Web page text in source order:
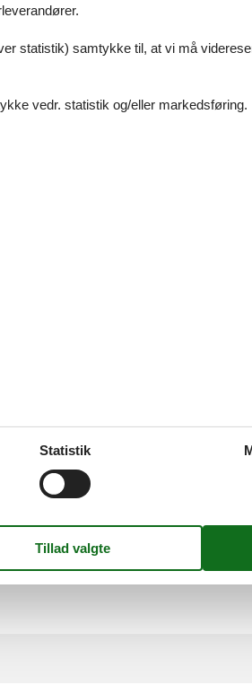
om familiens ferie, kan du straks
at vi står inde for, at der ikke er én
den, du finder hos os.
hos de andre udlejningsbureauer,
efter et privat sommerhus i Ristinge,
at finde huse, ingen overraskelser
statistik) samtykke til, at vi må
vedr. statistik og/eller markedsføring.
Statistik